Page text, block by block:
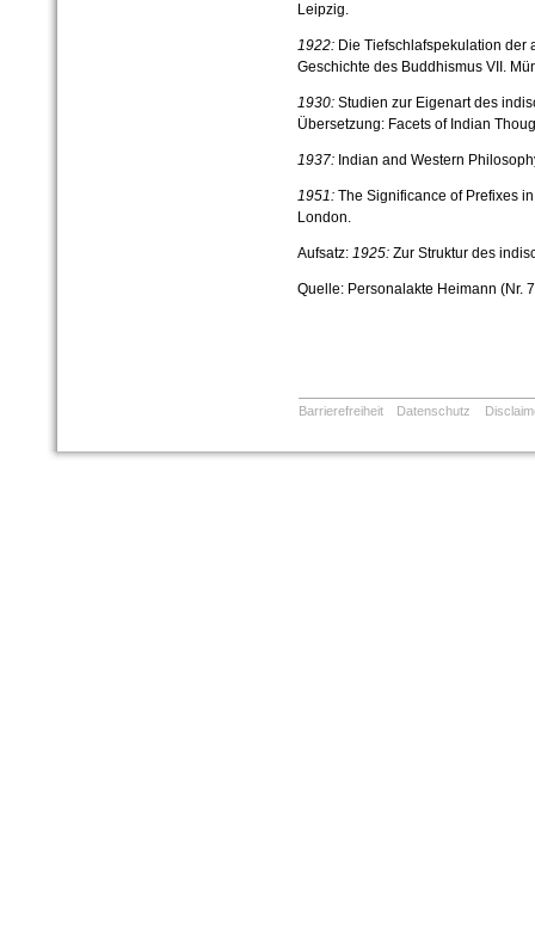
Leipzig.
1922:Die Tiefschlafspekulation der
Geschichte des Buddhismus VII.
1930:Studien zur Eigenart des
Übersetzung: Facets of Indian
1937:Indian and Western
1951:The Significance of Prefixes
London.
Aufsatz: 1925:Zur Struktur des
Quelle:Personalakte Heimann (Nr.
Barrierefreiheit Datenschutz